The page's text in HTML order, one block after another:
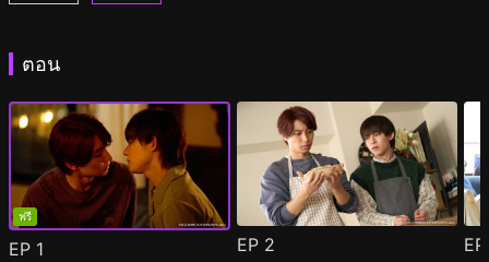
ตอน
ฟรี
EP 1 EP 2